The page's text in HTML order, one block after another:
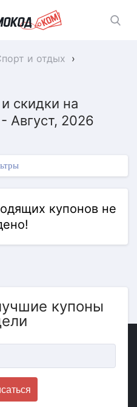
и отдых
›
скидки на
Август, 2026
купонов не
купоны